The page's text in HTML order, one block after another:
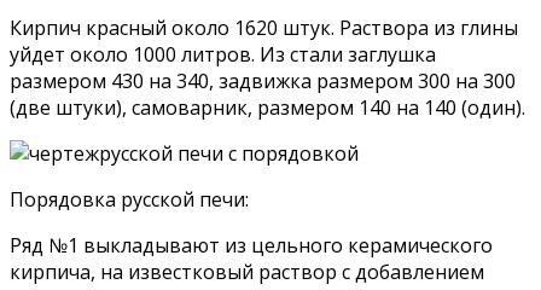
Кирпич красный около 1620 штук. Раствора из глины
уйдет около 1000 литров. Из стали заглушка
размером 430 на 340, задвижка размером 300 на 300
(две штуки), самоварник, размером 140 на 140 (один).
Порядовка русской печи:
Ряд №1 выкладывают из цельного керамического
кирпича, на известковый раствор с добавлением